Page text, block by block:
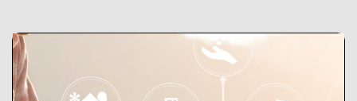
Smart Delivery